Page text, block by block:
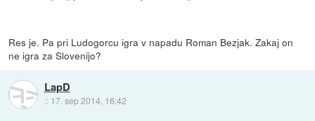
Res je. Pa pri Ludogorcu igra v napadu Roman Bezjak. Zakaj on
ne igra za Slovenijo?
LapD
:: 17. sep 2014, 16:42